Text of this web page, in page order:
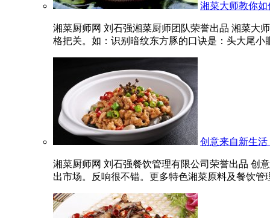
湘菜大师教你
湘菜厨师网 刘石强湘菜厨师团队荣誉出品 湘菜大
格把关。如：识别暗纹东方豚的口诀是：头大尾小
创意来自新生
湘菜厨师网 刘石强餐饮管理有限公司荣誉出品 创
出市场。反响很不错。更多特色湘菜原料及餐饮管